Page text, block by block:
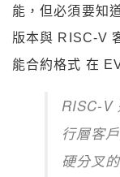
能，但必須要知
版本與 RISC-V
能合約格式 在
RISC-V
行層客
硬分叉